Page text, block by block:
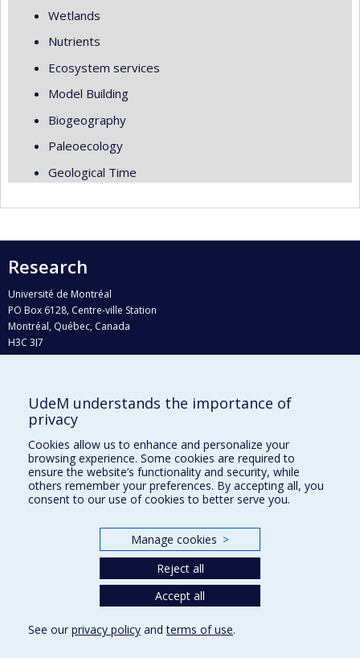
Wetlands
Nutrients
Ecosystem services
Model Building
Biogeography
Paleoecology
Geological Time
Research
Université de Montréal
PO Box 6128, Centre-ville Station
Montréal, Québec, Canada
H3C 3J7
Who does what?
Find us
Site map
Accessibility
UdeM understands the importance of
privacy
Cookies allow us to enhance and personalize your
browsing experience. Some cookies are required to
ensure the website’s functionality and security, while
others remember your preferences. By accepting all, you
consent to our use of cookies to better serve you.
Manage cookies >
Reject all
Accept all
See our privacy policy andterms of use.